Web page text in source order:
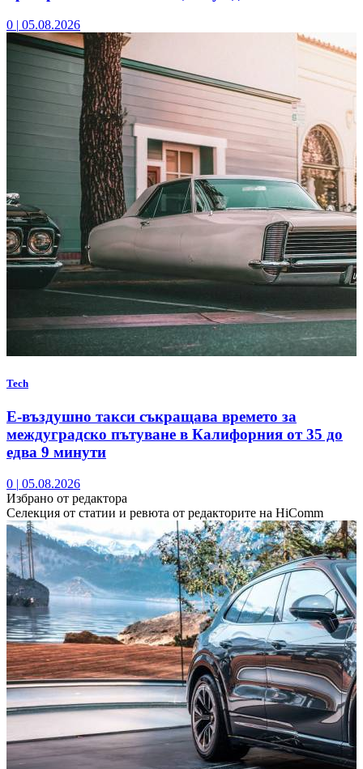
0 | 05.08.2026
Tech
Е-въздушно такси съкращава времето за
междуградско пътуване в Калифорния от 35 до
едва 9 минути
0 | 05.08.2026
Избрано от редактора
Селекция от статии и ревюта от редакторите на HiComm